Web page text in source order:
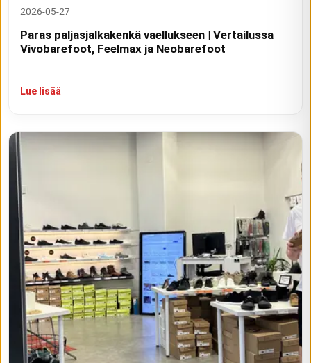
2026-05-27
Paras paljasjalkakenkä vaellukseen | Vertailussa
Vivobarefoot, Feelmax ja Neobarefoot
Lue lisää